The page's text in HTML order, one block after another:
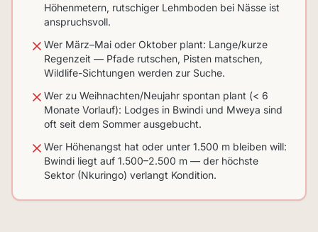
Höhenmetern, rutschiger Lehmboden bei Nässe ist
anspruchsvoll.
Wer März–Mai oder Oktober plant: Lange/kurze
Regenzeit — Pfade rutschen, Pisten matschen,
Wildlife-Sichtungen werden zur Suche.
Wer zu Weihnachten/Neujahr spontan plant (< 6
Monate Vorlauf): Lodges in Bwindi und Mweya sind
oft seit dem Sommer ausgebucht.
Wer Höhenangst hat oder unter 1.500 m bleiben will:
Bwindi liegt auf 1.500–2.500 m — der höchste
Sektor (Nkuringo) verlangt Kondition.